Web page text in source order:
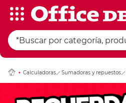
Calculadoras Sumadoras y repuestos